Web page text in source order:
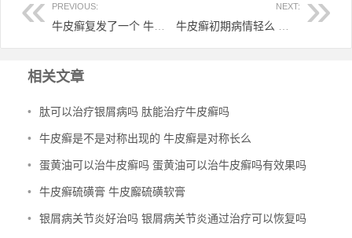
PREVIOUS: NEXT:
相关文章
• 肽可以治疗银屑病吗 肽能治疗牛皮癣吗
• 牛皮癣是不是对称出现的 牛皮癣是对称长么
• 蛋黄油可以治牛皮癣吗 蛋黄油可以治牛皮癣吗有效果吗
• 牛皮癣硫磺膏 牛皮廨硫磺软膏
• 银屑病关节炎好治吗 银屑病关节炎通过治疗可以恢复吗